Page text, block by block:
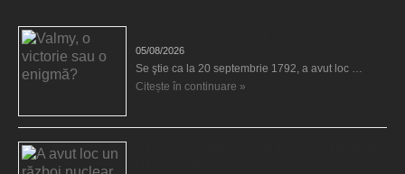
05/08/2026
Se ştie ca la 20 septembrie 1792, a avut loc …
Citește în continuare »